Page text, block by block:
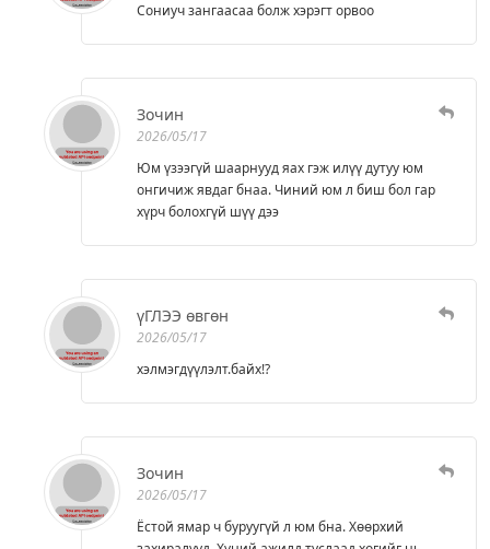
Сониуч зангаасаа болж хэрэгт орвоо
Зочин
2026/05/17
Юм үзээгүй шаарнууд яах гэж илүү дутуу юм
онгичиж явдаг бнаа. Чиний юм л биш бол гар
хүрч болохгүй шүү дээ
үГЛЭЭ өвгөн
2026/05/17
хэлмэгдүүлэлт.байх!?
Зочин
2026/05/17
Ёстой ямар ч буруугүй л юм бна. Хөөрхий